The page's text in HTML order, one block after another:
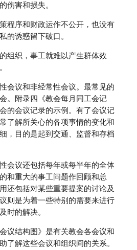
伤害和损失。
程序和财政运作不公开，也没有
的诱惑留下破口。
组织，事工就难以产生群体效
会议和非经常性会议。最常见的
。附录四《教会每月同工会记
的会议记录的示例。有了会议记
了解所关心的各项事情的变化和
，目的是起到交通、监督和存档
会议还包括每年或每半年的全体
和重大的事工问题作回顾和总
还包括对某些重要提案的讨论及
则是为着一些特别的需要来进行
时的解决。
议结构图》是有关教会各会议和
了解这些会议和组织间的关系。